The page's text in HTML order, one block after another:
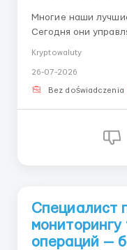
Многие наши
Сегодня они
Мы готовы дать Вам этот шанс.
Операционная
Kryptowaluty
26-07-2026
Bez doświadczenia
Специалист
мониторингу
операций —